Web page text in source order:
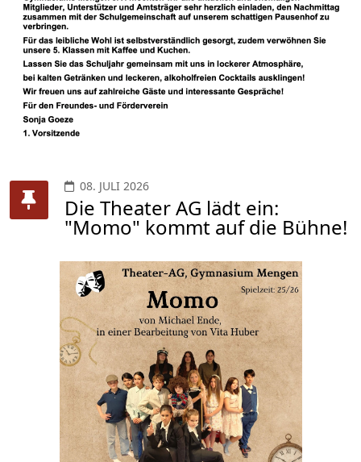
08. JULI 2026
Die Theater AG lädt ein:
"Momo" kommt auf die Bühne!